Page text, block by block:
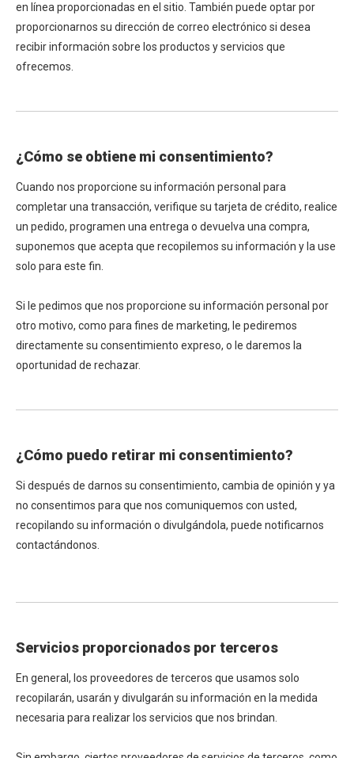
en línea proporcionadas en el sitio. También puede optar por
proporcionarnos su dirección de correo electrónico si desea
recibir información sobre los productos y servicios que
ofrecemos.
¿Cómo se obtiene mi consentimiento?
Cuando nos proporcione su información personal para
completar una transacción, verifique su tarjeta de crédito, realice
un pedido, programen una entrega o devuelva una compra,
suponemos que acepta que recopilemos su información y la use
solo para este fin.
Si le pedimos que nos proporcione su información personal por
otro motivo, como para fines de marketing, le pediremos
directamente su consentimiento expreso, o le daremos la
oportunidad de rechazar.
¿Cómo puedo retirar mi consentimiento?
Si después de darnos su consentimiento, cambia de opinión y ya
no consentimos para que nos comuniquemos con usted,
recopilando su información o divulgándola, puede notificarnos
contactándonos.
Servicios proporcionados por terceros
En general, los proveedores de terceros que usamos solo
recopilarán, usarán y divulgarán su información en la medida
necesaria para realizar los servicios que nos brindan.